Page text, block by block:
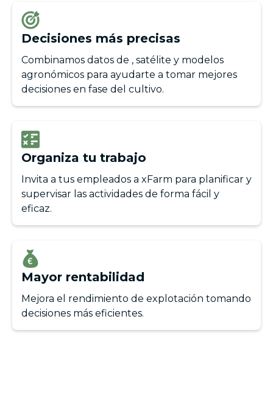
Decisiones más precisas
Combinamos datos de , satélite y modelos
agronómicos para ayudarte a tomar mejores
decisiones en fase del cultivo.
Organiza tu trabajo
Invita a tus empleados a xFarm para planificar y
supervisar las actividades de forma fácil y
eficaz.
Mayor rentabilidad
Mejora el rendimiento de explotación tomando
decisiones más eficientes.